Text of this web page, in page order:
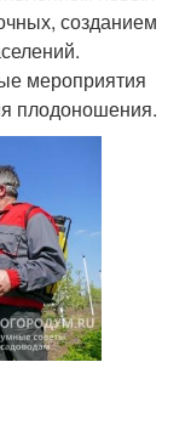
созданием
мероприятия
плодоношения.